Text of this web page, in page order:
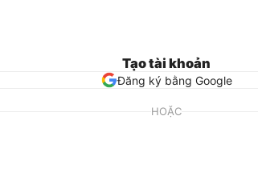
Tạo tài khoản
Đăng ký bằng Google
HOẶC